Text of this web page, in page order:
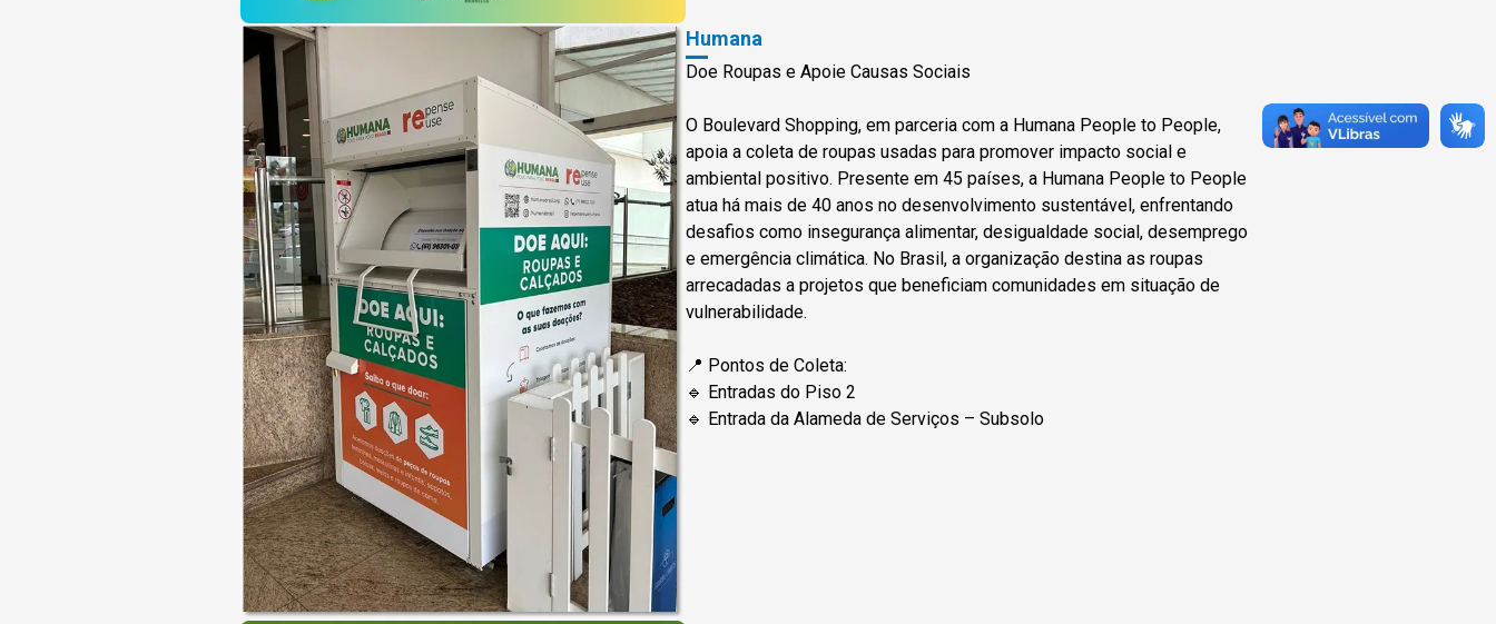
Humana
Doe Roupas e Apoie Causas Sociais
O Boulevard Shopping, em parceria com a Humana People to People,
apoia a coleta de roupas usadas para promover impacto social e
ambiental positivo. Presente em 45 países, a Humana People to People
atua há mais de 40 anos no desenvolvimento sustentável, enfrentando
desafios como insegurança alimentar, desigualdade social, desemprego
e emergência climática. No Brasil, a organização destina as roupas
arrecadadas a projetos que beneficiam comunidades em situação de
vulnerabilidade.
📍 Pontos de Coleta:
🔹 Entradas do Piso 2
🔹 Entrada da Alameda de Serviços – Subsolo